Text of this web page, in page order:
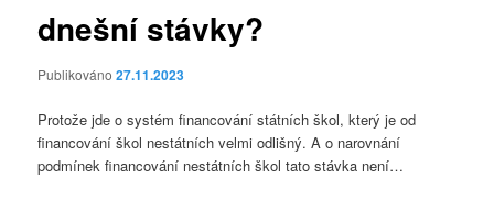
dnešní stávky?
Publikováno27.11.2023
Protože jde o systém financování státních škol, který je od
financování škol nestátních velmi odlišný. A o narovnání
podmínek financování nestátních škol tato stávka není…